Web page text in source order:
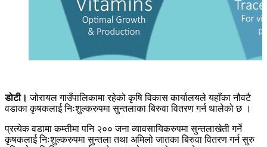
डोटी। जोरायल गाउँपालिकामा रहेको कृषि विकास कार्यालयले यहाँका नौवटै
वडाका कृषकलाई निःशुल्करुपमा सुन्तलाका बिरुवा वितरण गर्न थालेको छ ।
प्रत्येक वडामा कम्तीमा पनि २०० जना व्यावसायिकरुपमा सुन्तलाखेती गर्ने
कृषकलाई निःशुल्करुपमा सुन्तला तथा अमिलो जातका बिरुवा वितरण गर्न सुरु